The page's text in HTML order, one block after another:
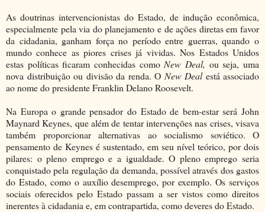
As doutrinas intervencionistas do Estado, de indução econômica,
especialmente pela via do planejamento e de ações diretas em favor
da cidadania, ganham força no período entre guerras, quando o
mundo conhece as piores crises já vividas. Nos Estados Unidos
estas políticas ficaram conhecidas como New Deal, ou seja, uma
nova distribuição ou divisão da renda. O New Deal está associado
ao nome do presidente Franklin Delano Roosevelt.
Na Europa o grande pensador do Estado de bem-estar será John
Maynard Keynes, que além de tentar intervenções nas crises, visava
também proporcionar alternativas ao socialismo soviético. O
pensamento de Keynes é sustentado, em seu nível teórico, por dois
pilares: o pleno emprego e a igualdade. O pleno emprego seria
conquistado pela regulação da demanda, possível através dos gastos
do Estado, como o auxílio desemprego, por exemplo. Os serviços
sociais oferecidos pelo Estado passam a ser vistos como direitos
inerentes à cidadania e, em contrapartida, como deveres do Estado.